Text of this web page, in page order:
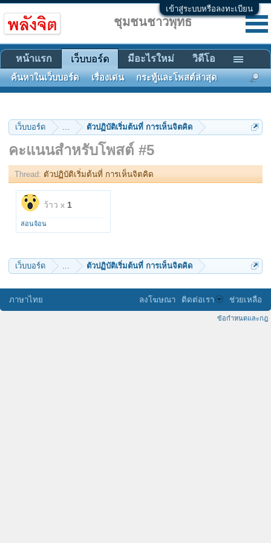
เข้าสู่ระบบหรือลงทะเบียน
เว็บบอร์ด ... ตัวปฏิบัติเริ่มต้นที่ การเห็นจิตคิด
คะแนนสำหรับโพสต์ #5
Thread: ตัวปฏิบัติเริ่มต้นที่ การเห็นจิตคิด
ว้าว x 1
ล่อนจ้อน
เว็บบอร์ด ... ตัวปฏิบัติเริ่มต้นที่ การเห็นจิตคิด
ชุมชนชาวพุทธ
หน้าแรก เว็บบอร์ด
ค้นหาในเว็บบอร์ด เรื่องเด่น กระทู้และโพสต์ล่าสุด
มีอะไรใหม่ วิดีโอ
ภาษาไทย ลงโฆษณา ติดต่อเรา ช่วยเหลือ
ข้อกำหนดและกฎ